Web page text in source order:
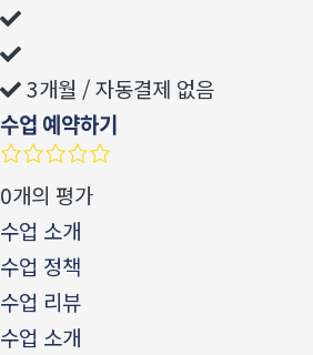
3개월 / 자동결제 없음
수업 예약하기
0개의 평가
수업 소개
수업 정책
수업 리뷰
수업 소개